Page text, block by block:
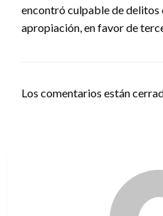
encontró culpable de
apropiación, en favor de
Los comentarios están